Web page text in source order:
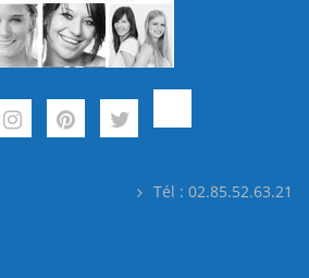
Tél : 02.85.52.63.21